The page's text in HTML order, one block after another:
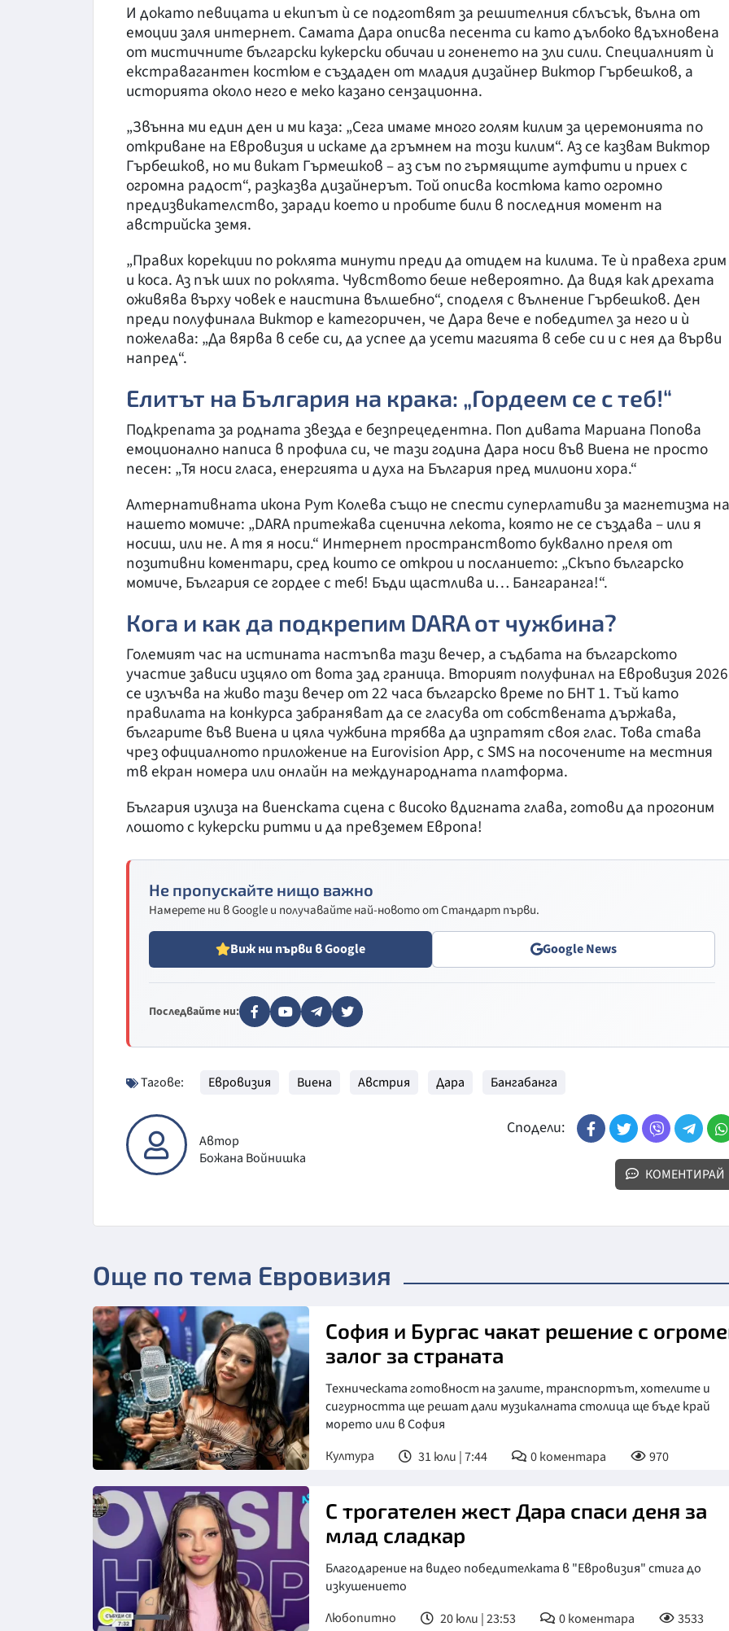
И докато певицата и екипът ѝ се подготвят за решителния сблъсък, вълна от
емоции заля интернет. Самата Дара описва песента си като дълбоко вдъхновена
от мистичните български кукерски обичаи и гоненето на зли сили. Специалният ѝ
екстравагантен костюм е създаден от младия дизайнер Виктор Гърбешков, а
историята около него е меко казано сензационна.
„Звънна ми един ден и ми каза: „Сега имаме много голям килим за церемонията по
откриване на Евровизия и искаме да гръмнем на този килим“. Аз се казвам Виктор
Гърбешков, но ми викат Гърмешков – аз съм по гърмящите аутфити и приех с
огромна радост“, разказва дизайнерът. Той описва костюма като огромно
предизвикателство, заради което и пробите били в последния момент на
австрийска земя.
„Правих корекции по роклята минути преди да отидем на килима. Те ѝ правеха грим
и коса. Аз пък ших по роклята. Чувството беше невероятно. Да видя как дрехата
оживява върху човек е наистина вълшебно“, споделя с вълнение Гърбешков. Ден
преди полуфинала Виктор е категоричен, че Дара вече е победител за него и ѝ
пожелава: „Да вярва в себе си, да успее да усети магията в себе си и с нея да върви
напред“.
Елитът на България на крака: „Гордеем се с теб!“
Подкрепата за родната звезда е безпрецедентна. Поп дивата Мариана Попова
емоционално написа в профила си, че тази година Дара носи във Виена не просто
песен: „Тя носи гласа, енергията и духа на България пред милиони хора.“
Алтернативната икона Рут Колева също не спести суперлативи за магнетизма на
нашето момиче: „DARA притежава сценична лекота, която не се създава – или я
носиш, или не. А тя я носи.“ Интернет пространството буквално преля от
позитивни коментари, сред които се открои и посланието: „Скъпо българско
момиче, България се гордее с теб! Бъди щастлива и… Бангаранга!“.
Кога и как да подкрепим DARA от чужбина?
Големият час на истината настъпва тази вечер, а съдбата на българското
участие зависи изцяло от вота зад граница. Вторият полуфинал на Евровизия 2026
се излъчва на живо тази вечер от 22 часа българско време по БНТ 1. Тъй като
правилата на конкурса забраняват да се гласува от собствената държава,
българите във Виена и цяла чужбина трябва да изпратят своя глас. Това става
чрез официалното приложение на Eurovision App, с SMS на посочените на местния
тв екран номера или онлайн на международната платформа.
България излиза на виенската сцена с високо вдигната глава, готови да прогоним
лошото с кукерски ритми и да превземем Европа!
Не пропускайте нищо важно
Намерете ни в Google и получавайте най-новото от Стандарт първи.
Виж ни първи в Google Google News
Последвайте ни:
Тагове: Евровизия Виена Австрия Дара Бангабанга
Автор
Божана Войнишка
Сподели:
КОМЕНТИРАЙ
Още по тема Евровизия
Снимка: БТА
София и Бургас чакат решение с
залог за страната
Техническата готовност на залите, транспортът, хотелите и
сигурността ще решат дали музикалната столица ще бъде край
морето или в София
Култура
31 юли | 7:44 0коментара 970
С трогателен жест Дара спаси деня за
млад сладкар
Благодарение на видео победителката в "Евровизия" стига до
изкушението
Любопитно
20 юли | 23:53 0коментара 3533